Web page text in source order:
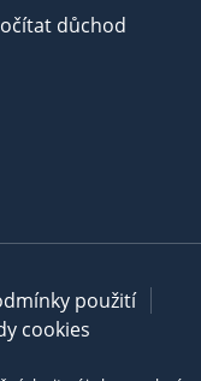
důchod
použití
cookies